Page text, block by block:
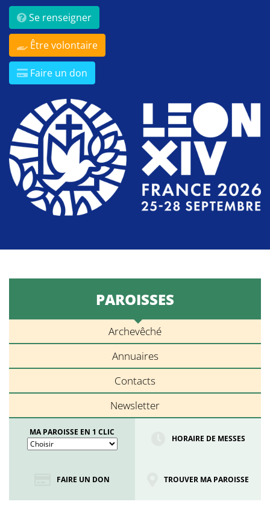
Se renseigner
Être volontaire
Faire un don
PAROISSES
Archevêché
Annuaires
Contacts
Newsletter
MA PAROISSE EN 1 CLIC
HORAIRE DE MESSES
FAIRE UN DON TROUVER MA PAROISSE